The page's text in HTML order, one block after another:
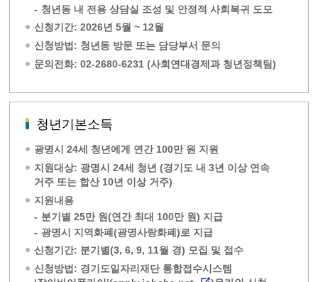
- 청년동 내 전용 상담실 조성 및 안정적 사회복귀 도모
신청기간: 2026년 5월 ~ 12월
신청방법: 청년동 방문 또는 담당부서 문의
문의전화: 02-2680-6231 (사회연대경제과 청년정책팀)
청년기본소득
광명시 24세 청년에게 연간 100만 원 지원
지원대상: 광명시 24세 청년 (경기도 내 3년 이상 연속
거주 또는 합산 10년 이상 거주)
지원내용
- 분기별 25만 원(연간 최대 100만 원) 지급
- 광명시 지역화폐(광명사랑화폐)로 지급
신청기간: 분기별(3, 6, 9, 11월 경) 모집 및 접수
신청방법: 경기도일자리재단 통합접수시스템